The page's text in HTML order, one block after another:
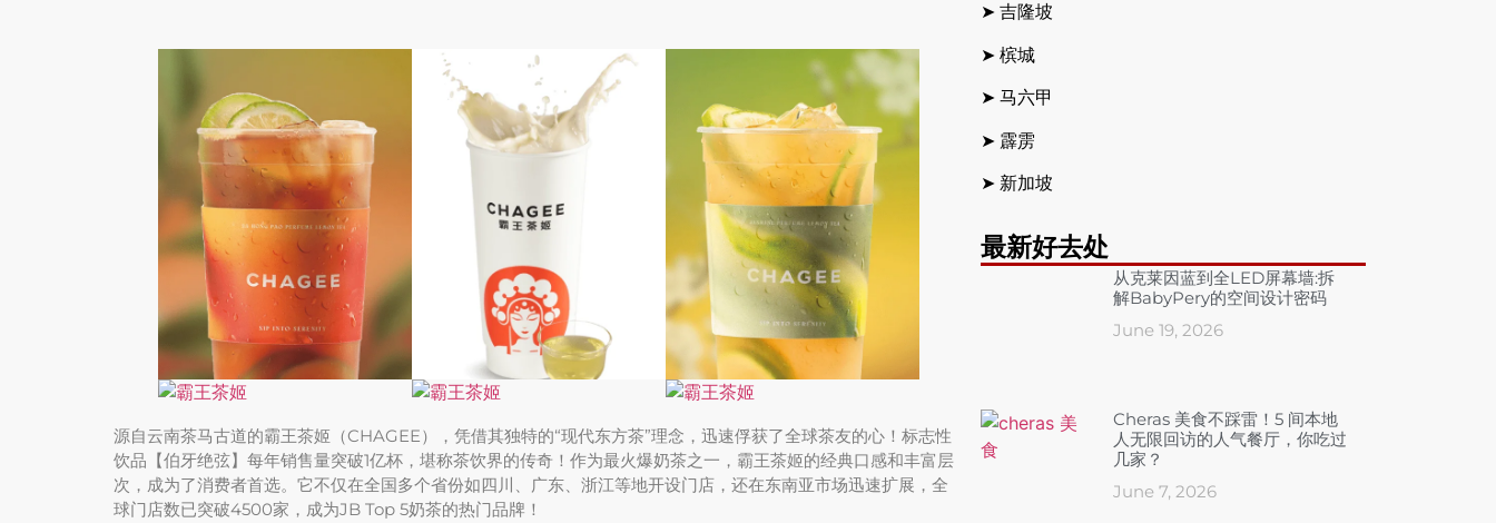
源自云南茶马古道的霸王茶姬（CHAGEE），凭借其独特的“现代东方茶”理念，迅速俘获了全球茶友的心！标志性
饮品【伯牙绝弦】每年销售量突破1亿杯，堪称茶饮界的传奇！作为最火爆奶茶之一，霸王茶姬的经典口感和丰富层
次，成为了消费者首选。它不仅在全国多个省份如四川、广东、浙江等地开设门店，还在东南亚市场迅速扩展，全
球门店数已突破4500家，成为JB Top 5奶茶的热门品牌！
➤ 吉隆坡
➤ 槟城
➤ 马六甲
➤ 霹雳
➤ 新加坡
最新好去处
从克莱因蓝到全LED屏幕墙:拆
解BabyPery的空间设计密码
June 19, 2026
Cheras 美食不踩雷！5 间本地
人无限回访的人气餐厅，你吃过
几家？
June 7, 2026